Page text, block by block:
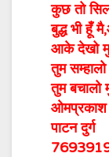
कुछ तो
बुद्ध भी हूँ
आके देखो
तुम
तुम बचालो
पाटन दुर्ग